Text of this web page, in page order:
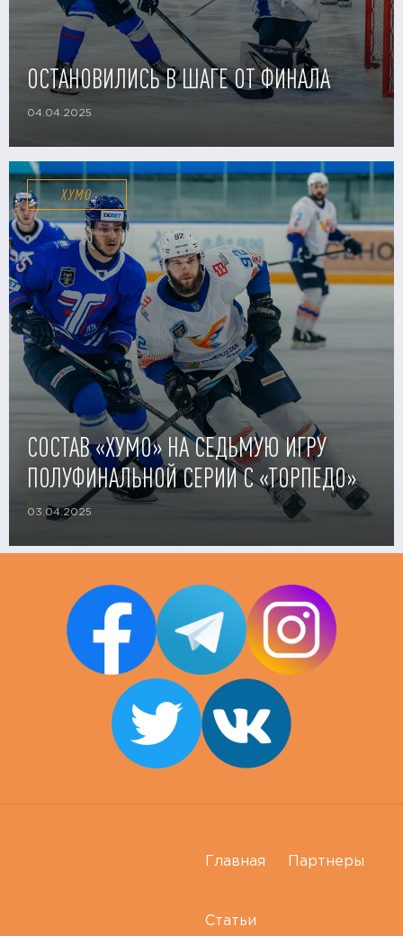
ОСТАНОВИЛИСЬ В ШАГЕ ОТ ФИНАЛА
04.04.2025
ХУМО
СОСТАВ «ХУМО» НА СЕДЬМУЮ ИГРУ
ПОЛУФИНАЛЬНОЙ СЕРИИ С «ТОРПЕДО»
03.04.2025
Главная Партнеры
Статьи